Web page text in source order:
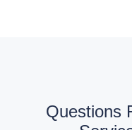
Questions